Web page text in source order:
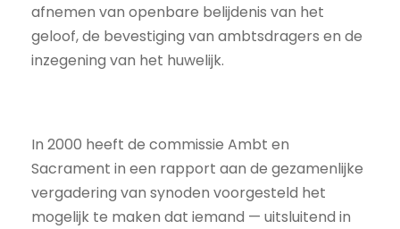
afnemen van openbare belijdenis van het
geloof, de bevestiging van ambtsdragers en de
inzegening van het huwelijk.
In 2000 heeft de commissie Ambt en
Sacrament in een rapport aan de gezamenlijke
vergadering van synoden voorgesteld het
mogelijk te maken dat iemand — uitsluitend in